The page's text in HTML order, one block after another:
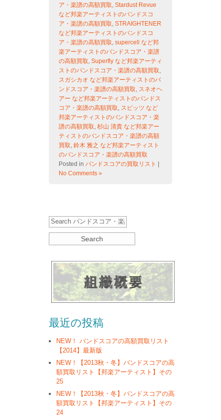
ア・楽譜の高額買取 Stardust Revue
など邦楽アーティストのバンドスコ
ア・楽譜の高額買取 STRAIGHTENER
など邦楽アーティストのバンドスコ
ア・楽譜の高額買取 supercell など邦
楽アーティストのバンドスコア・楽譜
の高額買取 Superfly など邦楽アーティ
ストのバンドスコア・楽譜の高額買取
スガシカオ など邦楽アーティストのバ
ンドスコア・楽譜の高額買取
スネオヘ
アー など邦楽アーティストのバンドス
コア・楽譜の高額買取
スピッツ など
邦楽アーティストのバンドスコア・楽
譜の高額買取 杉山 清貴 など邦楽アー
ティストのバンドスコア・楽譜の高額
買取 鈴木 雅之 など邦楽アーティスト
のバンドスコア・楽譜の高額買取
Posted in バンドスコアの買取リスト |
No Comments »
最近の投稿
NEW！ バンドスコアの高額買取リスト
【2014】最新版
NEW！【2013秋・冬】バンドスコアの高
額買取リスト【邦楽アーティスト】その
25
NEW！【2013秋・冬】バンドスコアの高
額買取リスト【邦楽アーティスト】その
24